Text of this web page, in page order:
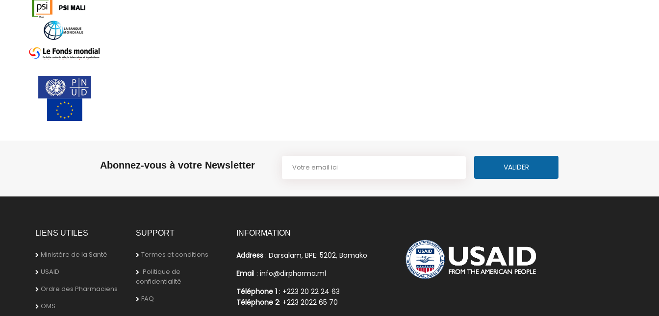
Abonnez-vous à votre Newsletter
LIENS UTILES
Ministère de la Santé
USAID
Ordre des Pharmaciens
OMS
SUPPORT
Termes et conditions
Politique de
confidentialité
FAQ
INFORMATION
Address : Darsalam, BPE: 5202, Bamako
Email : info@dirpharma.ml
Téléphone 1 : +223 20 22 24 63
Téléphone 2: +223 2022 65 70